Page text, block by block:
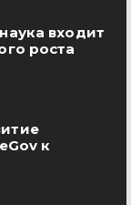
входит
роста
к